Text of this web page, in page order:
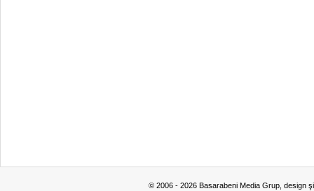
© 2006 - 2026 Basarabeni Media Grup, design